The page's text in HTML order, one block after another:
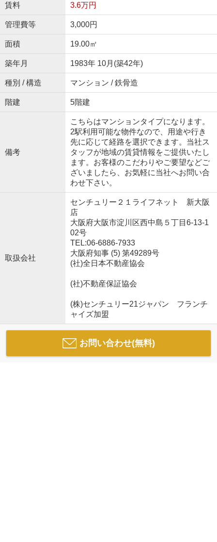
賃料 3.6万円
管理費等 3,000円
面積 19.00㎡
築年月 1983年 10月(築42年)
種別 / 構造 マンション / 鉄骨造
階建 5階建
備考
こちらはマンションタイプになります。
2駅利用可能な物件なので、用途や行き
先に応じて経路を選択できます。当社ス
タッフが地域の賃貸情報をご提供いたし
ます。お客様のこだわりやご要望などご
ざいましたら、お気軽に当社へお問い合
わせ下さい。
取扱会社
センチュリー２１ライフネット 新大阪
店
大阪府大阪市淀川区西中島５丁目6-13-1
02号
TEL:06-6886-7933
大阪府知事 (5) 第49289号
(社)全日本不動産協会
(社)不動産保証協会
(株)センチュリー21ジャパン フランチ
ャイズ加盟
お問い合わせ(無料)